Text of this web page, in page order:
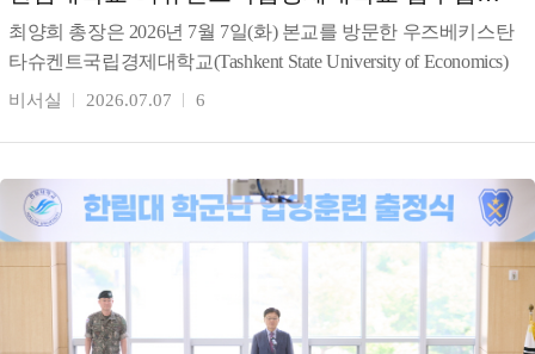
체결
최양희 총장은 2026년 7월 7일(화) 본교를 방문한 우즈베키스탄
타슈켄트국립경제대학교(Tashkent State University of Economics)
툴킨 테샤바예프(T
비서실 2026.07.07 6